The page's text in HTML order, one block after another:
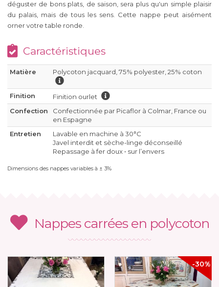
déguster de bons plats, de saison, sera plus qu'un simple plaisir
du palais, mais de tous les sens. Cette nappe peut aisément
orner votre table ronde.
Caractéristiques
Matière Polycoton jacquard, 75% polyester, 25% coton
Finition
Finition ourlet
Confection
Confectionnée par Picaflor à Colmar, France ou
en Espagne
Entretien
Lavable en machine à 30°C
Javel interdit et sèche-linge déconseillé
Repassage à fer doux • sur l’envers
Dimensions des nappes variables à ± 3%
Nappes carrées en polycoton
-30%